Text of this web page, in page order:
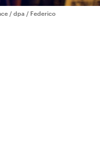
/ dpa / Federico